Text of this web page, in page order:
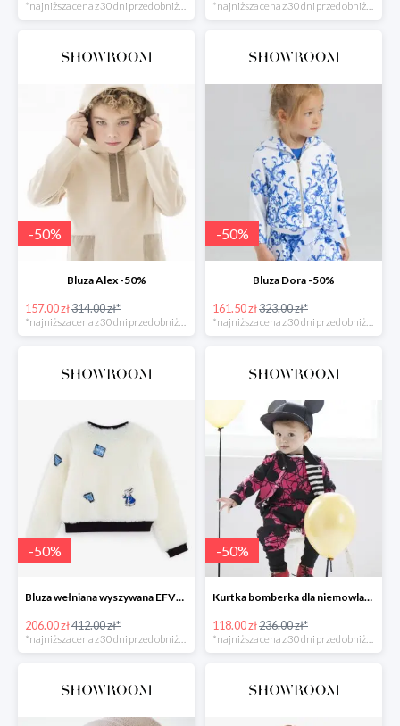
-50%
Bluza Alex -50%
157.00 zł314.00 zł*
*najniższa cena z 30 dni przed obniżką
-50%
Bluza Dora -50%
161.50 zł323.00 zł*
*najniższa cena z 30 dni przed obniżką
-50%
Bluza wełniana wyszywana EFVVA -50%
206.00 zł412.00 zł*
-50%
Kurtka bomberka dla niemowlaka Myszka -50%
118.00 zł236.00 zł*